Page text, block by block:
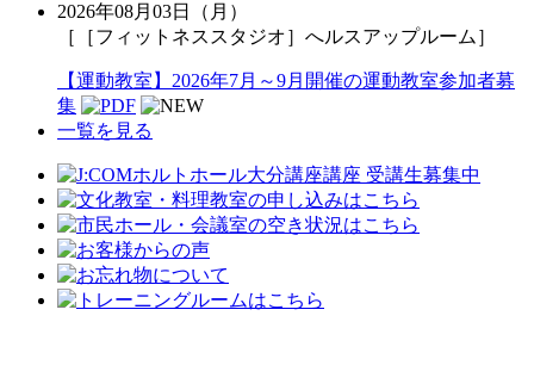
2026年08月03日（月）
［［フィットネススタジオ］へルスアップルーム］
【運動教室】2026年7月～9月開催の運動教室参加者募
集
一覧を見る